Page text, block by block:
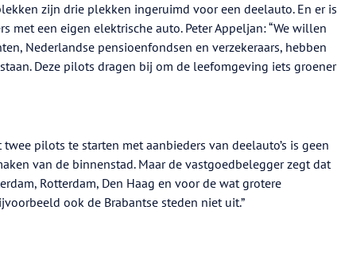
zijn drie plekken ingeruimd voor een deelauto. En er is
met een eigen elektrische auto. Peter Appeljan: “We willen
Nederlandse pensioenfondsen en verzekeraars, hebben
Deze pilots dragen bij om de leefomgeving iets groener
pilots te starten met aanbieders van deelauto’s is geen
van de binnenstad. Maar de vastgoedbelegger zegt dat
Rotterdam, Den Haag en voor de wat grotere
ook de Brabantse steden niet uit.”